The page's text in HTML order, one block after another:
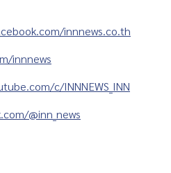
innnews.co.th
innnews
c/INNNEWS_INN
@inn_news